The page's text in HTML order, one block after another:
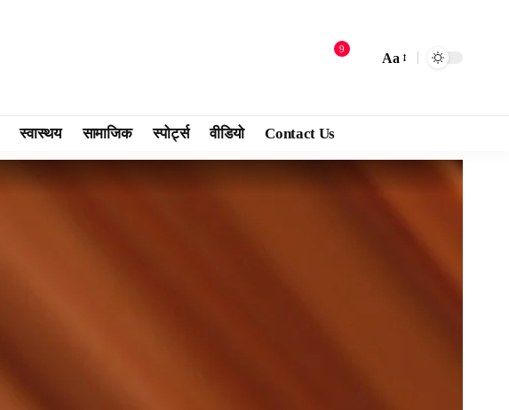
9
Aa
स्वास्थय सामाजिक स्पोर्ट्स वीडियो Contact Us